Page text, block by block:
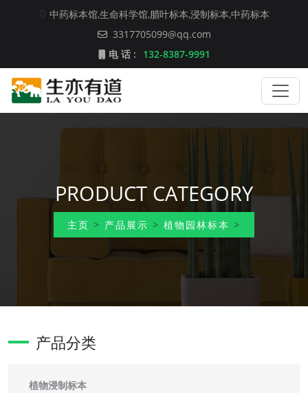
中药标本馆,生命科学馆,腊叶标本,浸制标本,中药标本
3317705099@qq.com
电 话 :
132-8387-9991
PRODUCT CATEGORY
主页 > 产品展示 > 植物园林标本 >
产品分类
植物浸制标本